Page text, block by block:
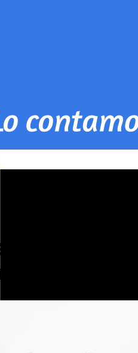
aumentar
y